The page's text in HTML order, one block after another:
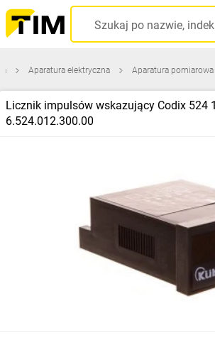
Aparatura elektryczna Aparatura pomiarowa
Licznik impulsów wskazujący Codix 524
6.524.012.300.00